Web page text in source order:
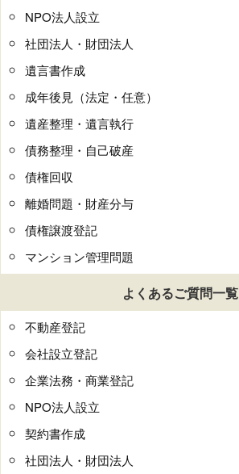
NPO法人設立
社団法人・財団法人
遺言書作成
成年後見（法定・任意）
遺産整理・遺言執行
債務整理・自己破産
債権回収
離婚問題・財産分与
債権譲渡登記
マンション管理問題
よくあるご質問一覧
不動産登記
会社設立登記
企業法務・商業登記
NPO法人設立
契約書作成
社団法人・財団法人